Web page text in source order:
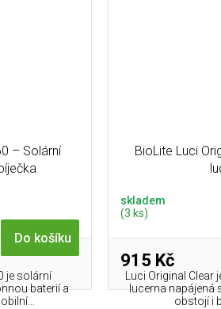
– Solární
Do košíku
je solární
baterií a
BioLite Luci
skladem
(3 ks)
915 Kč
Luci Original Clear
lucerna napájená
obstojí i